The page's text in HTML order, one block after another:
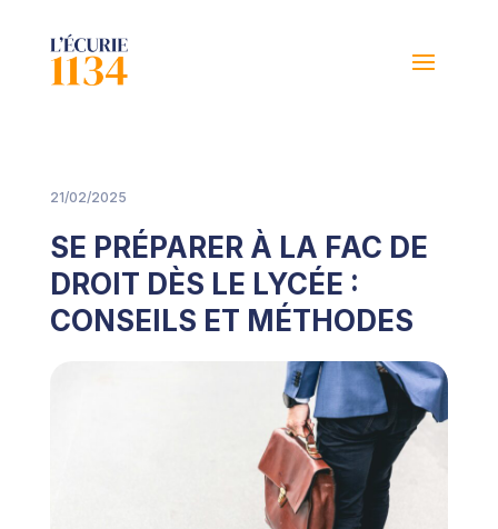
21/02/2025
SE PRÉPARER À LA FAC DE
DROIT DÈS LE LYCÉE :
CONSEILS ET MÉTHODES